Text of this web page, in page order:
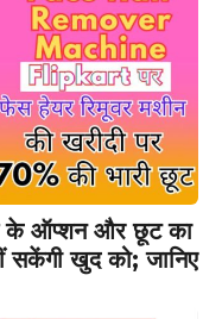
के ऑप्शन और छूट का
खुद को; जानिए